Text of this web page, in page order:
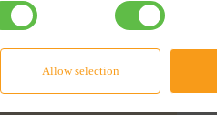
Allow selection